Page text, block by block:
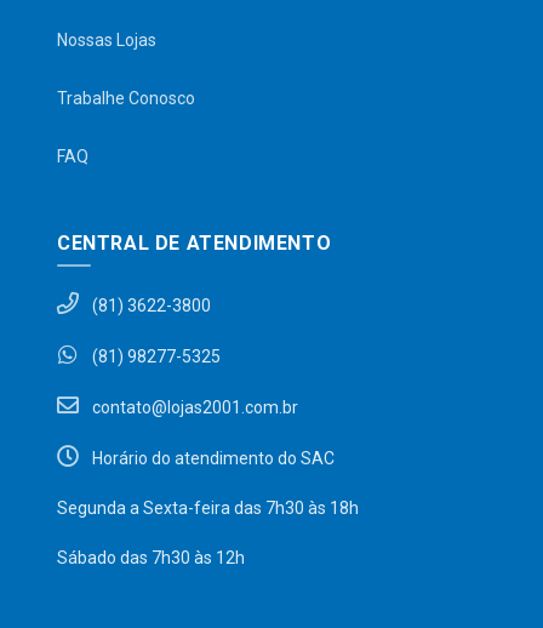
Nossas Lojas
Trabalhe Conosco
FAQ
CENTRAL DE ATENDIMENTO
(81) 3622-3800
(81) 98277-5325
contato@lojas2001.com.br
Horário do atendimento do SAC
Segunda a Sexta-feira das 7h30 às 18h
Sábado das 7h30 às 12h